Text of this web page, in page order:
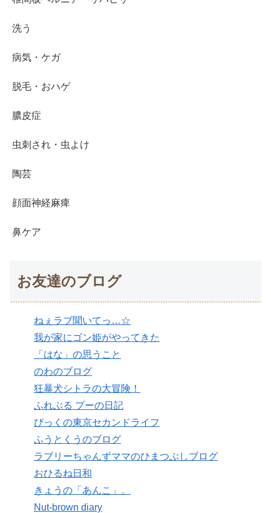
洗う
病気・ケガ
脱毛・おハゲ
膿皮症
虫刺され・虫よけ
陶芸
顔面神経麻痺
鼻ケア
お友達のブログ
ねぇラブ聞いてっ…☆
我が家にゴン姫がやってきた
「はな」の思うこと
のわのブログ
狂暴犬シトラの大冒険！
ふれぶる プーの日記
びっくの東京セカンドライフ
ふうとくうのブログ
ラブリーちゃんずママのひまつぶしブログ
おひるね日和
きょうの「あんこ」。
Nut-brown diary